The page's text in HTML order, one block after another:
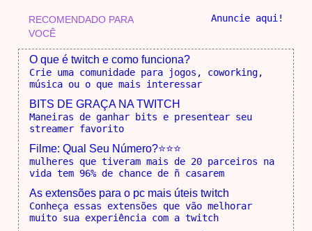
RECOMENDADO PARA
VOCÊ
Anuncie aqui!
O que é twitch e como funciona?
Crie uma comunidade para jogos, coworking,
música ou o que mais interessar
BITS DE GRAÇA NA TWITCH
Maneiras de ganhar bits e presentear seu
streamer favorito
Filme: Qual Seu Número?⭐⭐⭐
mulheres que tiveram mais de 20 parceiros na
vida tem 96% de chance de ñ casarem
As extensões para o pc mais úteis twitch
Conheça essas extensões que vão melhorar
muito sua experiência com a twitch